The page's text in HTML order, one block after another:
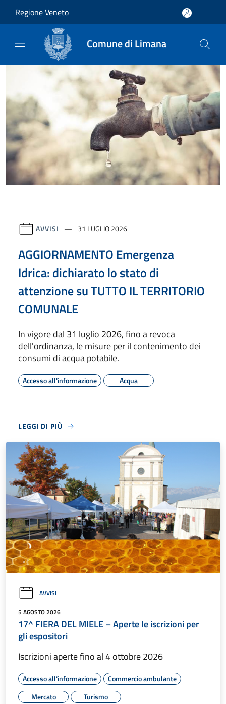
Regione Veneto
Comune di Limana
AVVISI 31 LUGLIO 2026
AGGIORNAMENTO Emergenza
Idrica: dichiarato lo stato di
attenzione su TUTTO IL TERRITORIO
COMUNALE
In vigore dal 31 luglio 2026, fino a revoca
dell'ordinanza, le misure per il contenimento dei
consumi di acqua potabile.
Accesso all'informazione Acqua
LEGGI DI PIÙ
AVVISI
5 AGOSTO 2026
17^ FIERA DEL MIELE – Aperte le iscrizioni per
gli espositori
Iscrizioni aperte fino al 4 ottobre 2026
Accesso all'informazione
Commercio ambulante
Mercato
Turismo